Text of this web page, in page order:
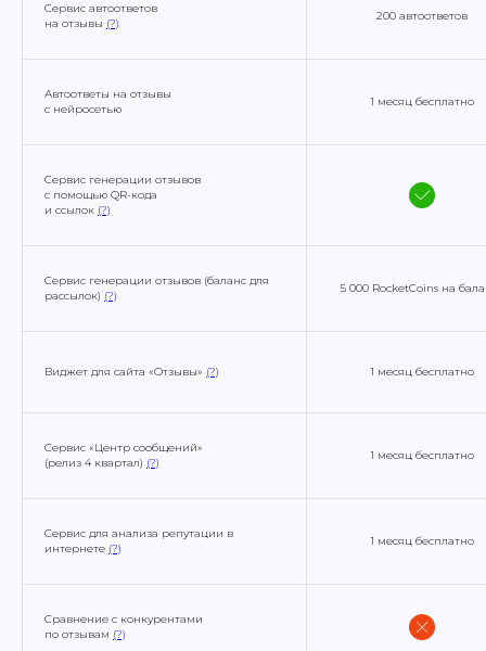
Сервис автоответов
на отзывы (?)
200 автоответов
Автоответы на отзывы
с нейросетью
1 месяц бесплатно
Сервис генерации отзывов
с помощью QR-кода
и ссылок (?)
Сервис генерации отзывов (баланс для
рассылок) (?)
5 000 RocketCoins на
Виджет для сайта «Отзывы» (?) 1 месяц бесплатно
Сервис «Центр сообщений»
(релиз 4 квартал) (?)
1 месяц бесплатно
Сервис для анализа репутации в
интернете (?)
1 месяц бесплатно
Сравнение с конкурентами
по отзывам (?)